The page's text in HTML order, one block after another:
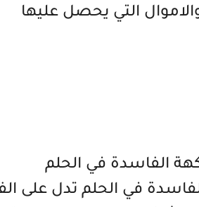
التي يحصل عليها
الفاسدة في الحلم
في الحلم تدل على